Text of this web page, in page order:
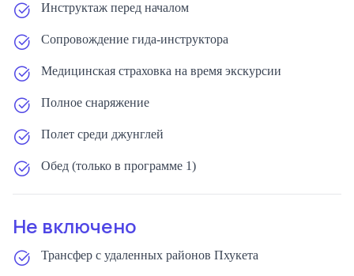
Инструктаж перед началом
Сопровождение гида-инструктора
Медицинская страховка на время экскурсии
Полное снаряжение
Полет среди джунглей
Обед (только в программе 1)
Не включено
Трансфер с удаленных районов Пхукета